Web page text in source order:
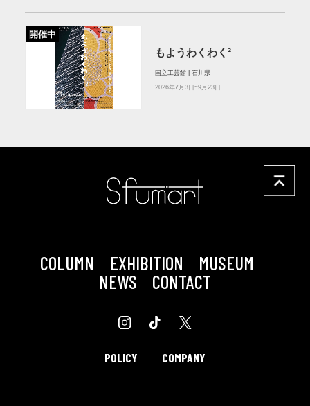
開催中
もようわくわく²
国立工芸館 | 石川県
2026年7月3日~9月23日
COLUMN EXHIBITION
MUSEUM
NEWS
CONTACT
POLICY COMPANY